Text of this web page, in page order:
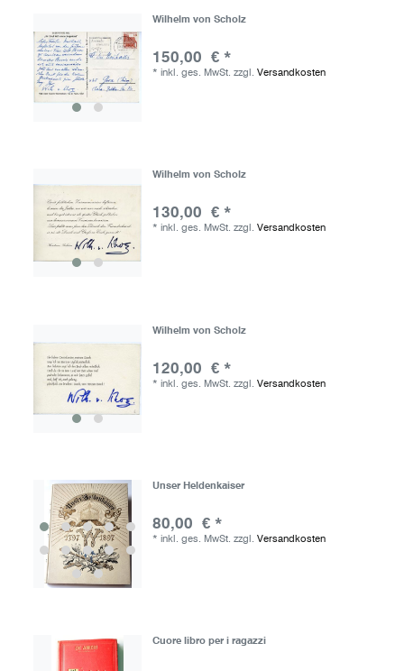
Wilhelm von Scholz
150,00 € *
* inkl. ges. MwSt. zzgl. Versandkosten
Wilhelm von Scholz
130,00 € *
* inkl. ges. MwSt. zzgl. Versandkosten
Wilhelm von Scholz
120,00 € *
* inkl. ges. MwSt. zzgl. Versandkosten
Unser Heldenkaiser
80,00 € *
* inkl. ges. MwSt. zzgl. Versandkosten
Cuore libro per i ragazzi